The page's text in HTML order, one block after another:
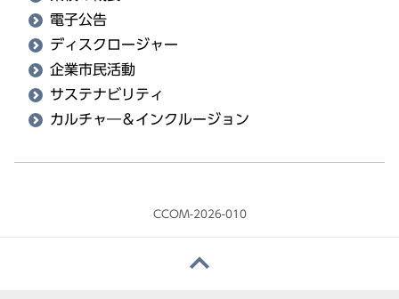
電子公告
ディスクロージャー
企業市民活動
サステナビリティ
カルチャ―＆インクルージョン
CCOM-2026-010